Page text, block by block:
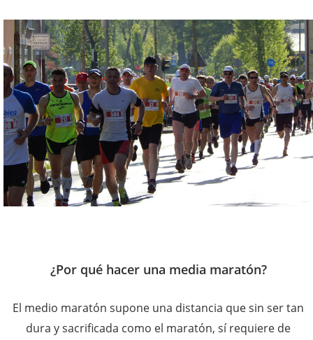
¿Por qué hacer una media maratón?
El medio maratón supone una distancia que sin ser tan
dura y sacrificada como el maratón, sí requiere de